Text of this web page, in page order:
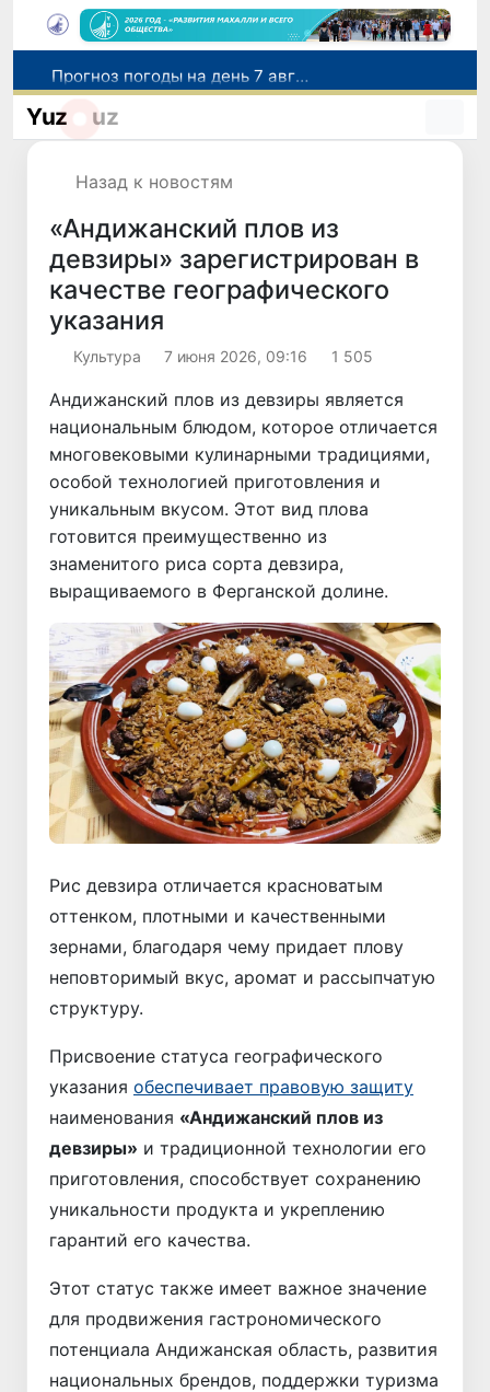
Прогноз погоды на день 7 августа
Китай и Россия стали крупнейшими торговыми партнерами Узбекистана в первом полугодии 2026 года
Yuz uz
Назад к новостям
«Андижанский плов из
девзиры» зарегистрирован в
качестве географического
указания
Культура 7 июня 2026, 09:16 1 505
Андижанский плов из девзиры является
национальным блюдом, которое отличается
многовековыми кулинарными традициями,
особой технологией приготовления и
уникальным вкусом. Этот вид плова
готовится преимущественно из
знаменитого риса сорта девзира,
выращиваемого в Ферганской долине.
Рис девзира отличается красноватым
оттенком, плотными и качественными
зернами, благодаря чему придает плову
неповторимый вкус, аромат и рассыпчатую
структуру.
Присвоение статуса географического
указания обеспечивает правовую защиту
наименования «Андижанский плов из
девзиры» и традиционной технологии его
приготовления, способствует сохранению
уникальности продукта и укреплению
гарантий его качества.
Этот статус также имеет важное значение
для продвижения гастрономического
потенциала Андижанская область, развития
национальных брендов, поддержки туризма